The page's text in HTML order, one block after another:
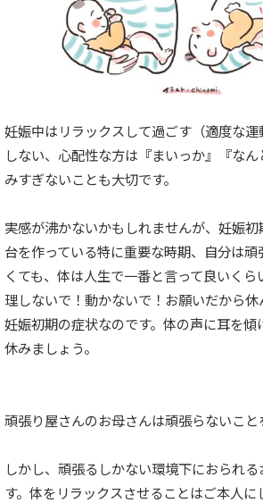
妊娠中はリラックスして過ごす（適度な
しない、心配性な方は『まいっか』『な
みすぎないことも大切です。
実感が沸かないかもしれませんが、妊娠
台を作っている特に重要な時期、自分は
くても、体は人生で一番と言って良いくら
理しないで！動かないで！お願いだから
妊娠初期の症状なのです。体の声に耳を傾
休みましょう。
頑張り屋さんのお母さんは頑張らないこと
しかし、頑張るしかない環境下におられ
す。体をリラックスさせることはご本人